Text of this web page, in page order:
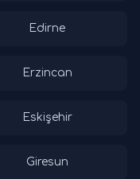
Edirne
Erzincan
Eskişehir
Giresun